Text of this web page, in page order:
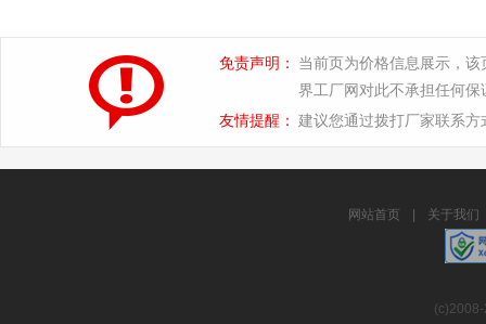
免责声明：
当前页为价格信息展示，
界工厂网对此不承担任何保
友情提醒： 建议您通过拨打厂家联系
网站首页 关于我们